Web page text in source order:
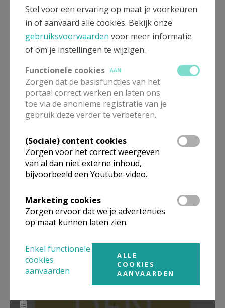
Stel voor een ervaring op maat je voorkeuren
in of aanvaard alle cookies. Bekijk onze
gebruiksvoorwaarden voor meer informatie
of om je instellingen te wijzigen.
Functionele cookies
AAN
Zorgen dat de basisfuncties van het
portaal correct werken en laten ons
toe via de anonieme registratie van je
gebruik deze verder te verbeteren.
(Sociale) content cookies
Zorgen voor het correct weergeven
van al dan niet externe inhoud,
bijvoorbeeld een Youtube-video.
Marketing cookies
Zorgen ervoor dat we je advertenties
op maat kunnen laten zien.
Enkel functionele
cookies
aanvaarden
ALLE
COOKIES
AANVAARDEN